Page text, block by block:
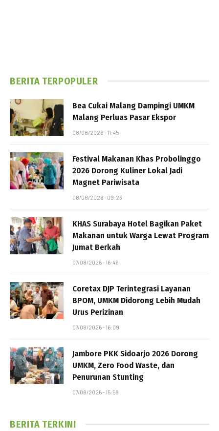
BERITA TERPOPULER
Bea Cukai Malang Dampingi UMKM
Malang Perluas Pasar Ekspor
08/08/2026 - 11:45
Festival Makanan Khas Probolinggo
2026 Dorong Kuliner Lokal Jadi
Magnet Pariwisata
08/08/2026 - 09:23
KHAS Surabaya Hotel Bagikan Paket
Makanan untuk Warga Lewat Program
Jumat Berkah
07/08/2026 - 16:46
Coretax DJP Terintegrasi Layanan
BPOM, UMKM Didorong Lebih Mudah
Urus Perizinan
07/08/2026 - 16:09
Jambore PKK Sidoarjo 2026 Dorong
UMKM, Zero Food Waste, dan
Penurunan Stunting
07/08/2026 - 15:59
BERITA TERKINI